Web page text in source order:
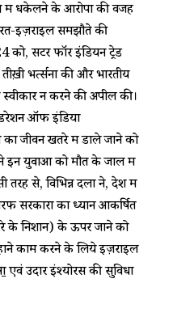
में धकेलने के आरोपों की वजह
इज़राइल समझौते की
को, सेंटर फॉर इंडियन ट्रेड
भर्त्सना की और भारतीय
न करने की अपील की।
ऑफ इंडिया
जीवन खतरे में डाले जाने को
इन युवाओं को मौत के जाल में
तरह से, विभिन्न दलों ने, देश में
सरकारों का ध्यान आकर्षित
के निशान) के ऊपर जाने को
काम करने के लिये इज़राइल
एवं उदार इंश्योरेंस की सुविधा